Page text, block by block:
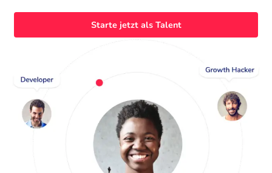
Starte jetzt als Talent